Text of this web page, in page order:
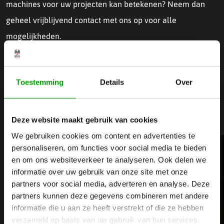
Toestemming Details Over
Deze website maakt gebruik van cookies
We gebruiken cookies om content en advertenties te
personaliseren, om functies voor social media te bieden
en om ons websiteverkeer te analyseren. Ook delen we
informatie over uw gebruik van onze site met onze
partners voor social media, adverteren en analyse. Deze
partners kunnen deze gegevens combineren met andere
informatie die u aan ze heeft verstrekt of die ze hebben
verzameld op basis van uw gebruik van hun services.
machines voor uw projecten kan betekenen? Neem dan
geheel vrijblijvend contact met ons op voor alle
mogelijkheden.
Blijf op de hoogte